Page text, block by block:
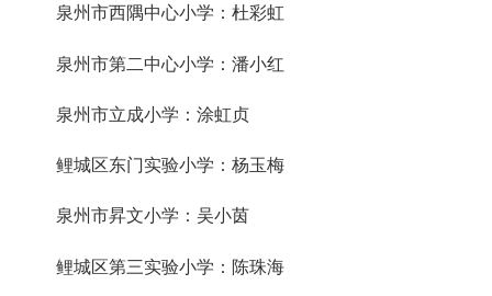
泉州市西隅中心小学：杜彩虹
泉州市第二中心小学：潘小红
泉州市立成小学：涂虹贞
鲤城区东门实验小学：杨玉梅
泉州市昇文小学：吴小茵
鲤城区第三实验小学：陈珠海